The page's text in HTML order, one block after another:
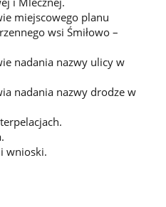
miejscowego planu
wsi Śmiłowo –
nadania nazwy ulicy w
nadania nazwy drodze w
wnioski.